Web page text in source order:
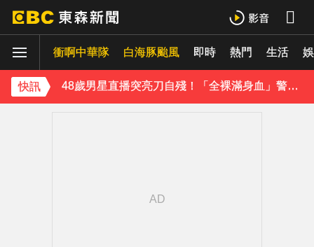
衝啊中華隊 白海豚颱風 即時 熱門 生活
快訊
48歲男星直播突亮刀自殘！「全裸滿身血」警急破門 家屬發聲曝現況
遭前夫割頸脅迫！「兇版李毓芬」陷養套殺慘賠2000萬 2度遇感情詐騙